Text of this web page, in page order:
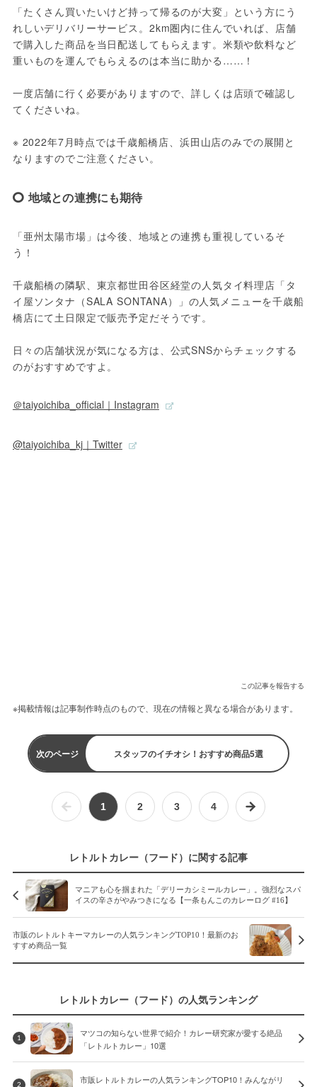
「たくさん買いたいけど持って帰るのが大変」という方にう
れしいデリバリーサービス。2km圏内に住んでいれば、店舗
で購入した商品を当日配送してもらえます。米類や飲料など
重いものを運んでもらえるのは本当に助かる……！
一度店舗に行く必要がありますので、詳しくは店頭で確認し
てくださいね。
※ 2022年7月時点では千歳船橋店、浜田山店のみでの展開と
なりますのでご注意ください。
地域との連携にも期待
「亜州太陽市場」は今後、地域との連携も重視しているそ
う！
千歳船橋の隣駅、東京都世田谷区経堂の人気タイ料理店「タ
イ屋ソンタナ（SALA SONTANA）」の人気メニューを千歳船
橋店にて土日限定で販売予定だそうです。
日々の店舗状況が気になる方は、公式SNSからチェックする
のがおすすめですよ。
＠taiyoichiba_official｜Instagram
@taiyoichiba_kj｜Twitter
この記事を報告する
※掲載情報は記事制作時点のもので、現在の情報と異なる場合があります。
次のページ スタッフのイチオシ！おすすめ商品5選
1 2 3 4
レトルトカレー（フード）に関する記事
マニアも心を掴まれた「デリーカシミールカレー」。強烈なスパ
イスの辛さがやみつきになる【一条もんこのカレーログ #16】
市販のレトルトキーマカレーの人気ランキングTOP10！最新のお
すすめ商品一覧
レトルトカレー（フード）の人気ランキング
1
マツコの知らない世界で紹介！カレー研究家が愛する絶品
「レトルトカレー」10選
2
市販レトルトカレーの人気ランキングTOP10！みんながリ